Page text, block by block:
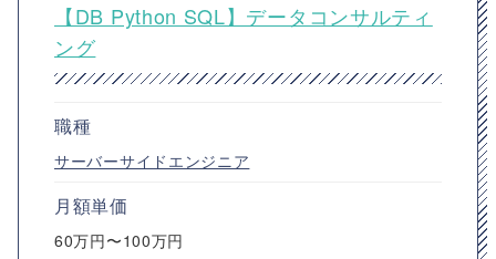
【DB Python SQL】データコンサルティ
ング
職種
サーバーサイドエンジニア
月額単価
60万円〜100万円